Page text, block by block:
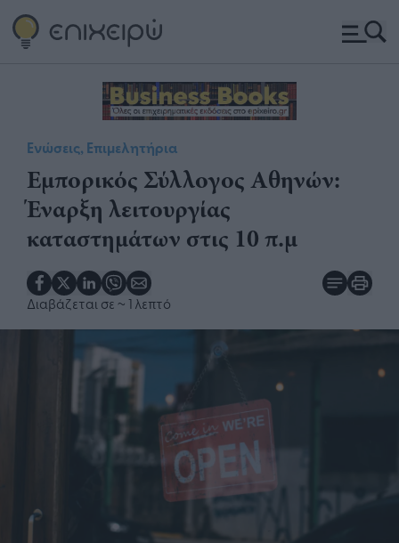
Ενώσεις, Επιμελητήρια
Εμπορικός Σύλλογος Αθηνών:
Έναρξη λειτουργίας
καταστημάτων στις 10 π.μ
Διαβάζεται σε ~ 1 λεπτό